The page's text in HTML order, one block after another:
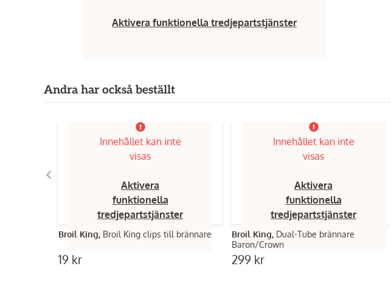
Aktivera funktionella tredjepartstjänster
Andra har också beställt
Innehållet kan inte
visas
Aktivera
funktionella
tredjepartstjänster
Broil King, Broil King clips till brännare
19 kr
Innehållet kan inte
visas
Aktivera
funktionella
tredjepartstjänster
Broil King, Dual-Tube brännare
Baron/Crown
299 kr